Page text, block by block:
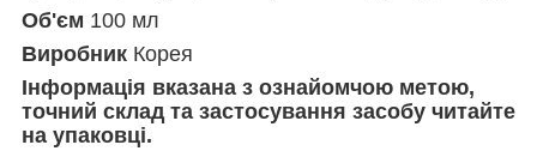
Об'єм 100 мл
Виробник Корея
Інформація вказана з ознайомчою метою,
точний склад та застосування засобу читайте
на упаковці.